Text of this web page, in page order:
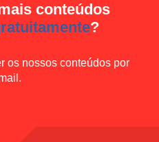
conteúdos
?
os nossos conteúdos por